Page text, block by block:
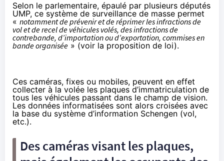
Selon le parlementaire, épaulé par plusieurs députés
UMP, ce système de surveillance de masse permet
« notamment de prévenir et de réprimer les infractions de
vol et de recel de véhicules volés, des infractions de
contrebande, d’importation ou d’exportation, commises en
bande organisée » (voir la proposition de loi).
Ces caméras, fixes ou mobiles, peuvent en effet
collecter à la volée les plaques d’immatriculation de
tous les véhicules passant dans le champ de vision.
Les données informatisées sont alors croisées avec
la base du système d’information Schengen (vol,
etc.).
Des caméras visant les plaques,